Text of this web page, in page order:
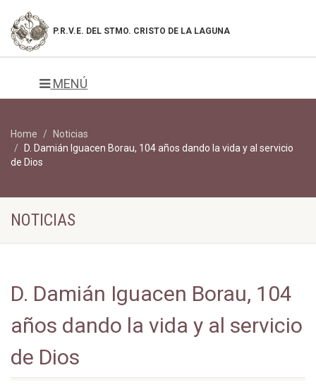
P.R.V.E. DEL STMO. CRISTO DE LA LAGUNA
MENÚ
Home
Noticias
D. Damián Iguacen Borau, 104 años dando la vida y al servicio
de Dios
NOTICIAS
D. Damián Iguacen Borau, 104
años dando la vida y al servicio
de Dios